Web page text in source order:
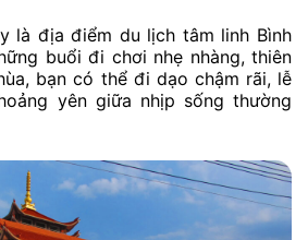
là địa điểm du lịch tâm linh Bình
buổi đi chơi nhẹ nhàng, thiên
bạn có thể đi dạo chậm rãi, lễ
yên giữa nhịp sống thường